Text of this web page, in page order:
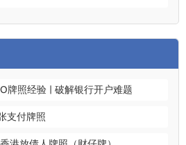
牌照经验 | 破解银行开户难题
支付牌照